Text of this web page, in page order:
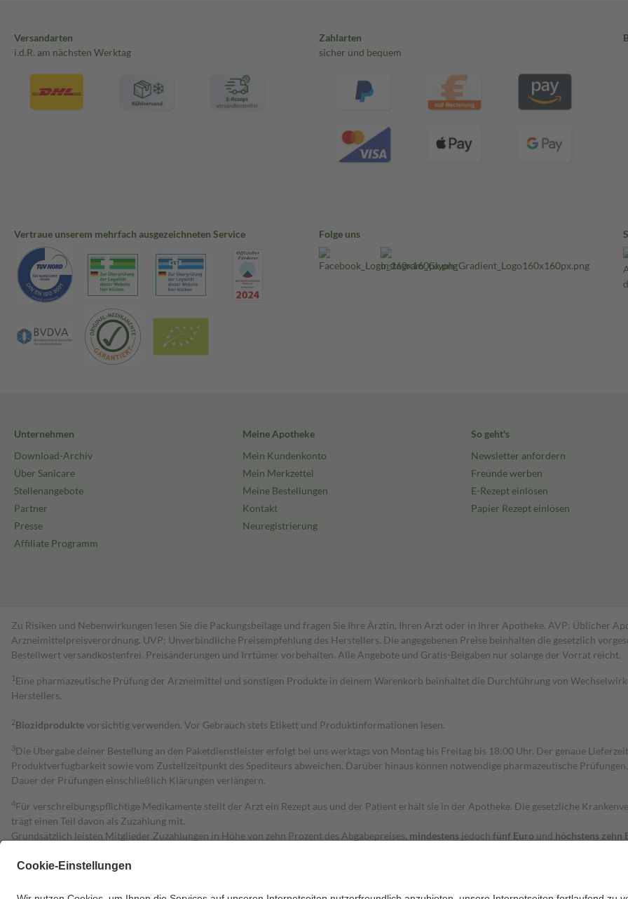
Versandarten
i.d.R. am nächsten Werktag
Zahlarten
sicher und bequem
Vertraue unserem mehrfach ausgezeichneten Service Folge uns
Unternehmen
Download-Archiv
Über Sanicare
Stellenangebote
Partner
Presse
Affiliate Programm
Meine Apotheke
Mein Kundenkonto
Mein Merkzettel
Meine Bestellungen
Kontakt
Neuregistrierung
So geht's
Newsletter anfordern
Freunde werben
E-Rezept einlösen
Papier Rezept einlösen
Zu Risiken und Nebenwirkungen lesen Sie die Packungsbeilage und fragen Sie Ihre Ärztin, Ihren Arzt oder in Ihrer Apotheke. AVP: Üblicher
Arzneimittelpreisverordnung. UVP: Unverbindliche Preisempfehlung des Herstellers. Die angegebenen Preise beinhalten die gesetzlich
Bestell­wert versand­kosten­frei. Preisänderungen und Irrtümer vorbehalten. Alle Angebote und Gratis-Beigaben nur solange der Vorrat reicht.
1 Eine pharmazeutische Prüfung der Arzneimittel und sonstigen Produkte in deinem Warenkorb beinhaltet die Durchführung von
Herstellers.
2Biozidproduktevorsichtig verwenden. Vor Gebrauch stets Etikett und Produktinformationen lesen.
3Die Übergabe deiner Bestellung an den Paketdienstleister erfolgt bei uns werktags von Montag bis Freitag bis 18:00 Uhr. Der genaue
Produktverfügbarkeit sowie vom Zustellzeitpunkt des Spediteurs abweichen. Darüber hinaus können notwendige pharmazeutische
Dauer der Prüfungen einschließlich Klärungen verlängern.
4Für verschreibungspflichtige Medikamente stellt der Arzt ein Rezept aus und der Patient erhält sie in der Apotheke. Die gesetzliche
trägt einen Teil davon als Zuzahlung mit.
Grundsätzlich leisten Mitglieder Zuzahlungen in Höhe von zehn Prozent des Abgabepreises, mindestens jedoch fünf Euro und höchstens zehn
Diese Regeln gelten grundsätzlich auch für Online-Apotheken.
Um das Engagement der Versicherten für ihre eigene Gesundheit zu stärken und die besondere Stellung der Familie zu unterstützen, fallen